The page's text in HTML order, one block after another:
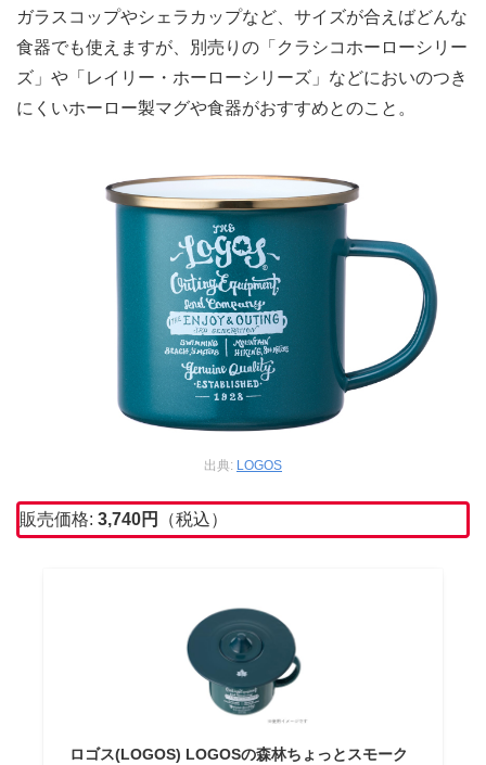
ガラスコップやシェラカップなど、サイズが合えばどんな
食器でも使えますが、別売りの「クラシコホーローシリー
ズ」や「レイリー・ホーローシリーズ」などにおいのつき
にくいホーロー製マグや食器がおすすめとのこと。
出典: LOGOS
販売価格: 3,740円 （税込）
ロゴス(LOGOS) LOGOSの森林ちょっとスモーク